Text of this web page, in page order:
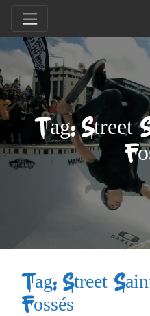
Tag: Street
Tag: Street
Fossés